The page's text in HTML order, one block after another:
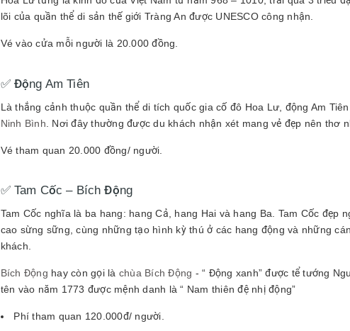
lõi của quần thể di sản thế giới Tràng An được UNESCO công nhận.
Vé vào cửa mỗi người là 20.000 đồng.
✅ Động Am Tiên
Là thắng cảnh thuộc quần thể di tích quốc gia cố đô Hoa Lư, động Am
Ninh Bình . Nơi đây thường được du khách nhận xét mang vẻ đẹp nên thơ
Vé tham quan 20.000 đồng/ người.
✅ Tam Cốc – Bích Động
Tam Cốc nghĩa là ba hang: hang Cả, hang Hai và hang Ba. Tam Cốc đẹp
cao sừng sững, cùng những tạo hình kỳ thú ở các hang động và những
khách.
Bích Động hay còn gọi là chùa Bích Động - “ Động xanh” được tể tướng
tên vào năm 1773 được mệnh danh là “ Nam thiên đệ nhị động”
Phí tham quan 120.000đ/ người.